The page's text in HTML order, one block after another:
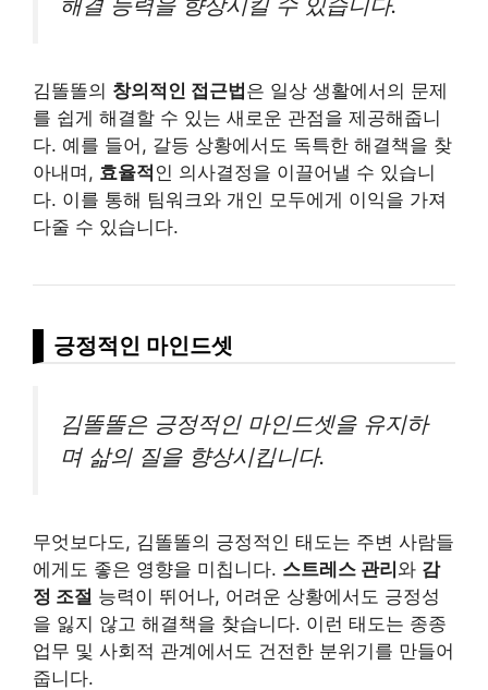
김똘똘의 창의적인 접근법은 일상 생활에서의 문제
를 쉽게 해결할 수 있는 새로운 관점을 제공해줍니
다. 예를 들어, 갈등 상황에서도 독특한 해결책을 찾
아내며, 효율적 인 의사결정을 이끌어낼 수 있습니
다. 이를 통해 팀워크와 개인 모두에게 이익을 가져
다줄 수 있습니다.
긍정적인 마인드셋
김똘똘은 긍정적인 마인드셋을 유지하
며 삶의 질을 향상시킵니다.
무엇보다도, 김똘똘의 긍정적인 태도는 주변 사람들
에게도 좋은 영향을 미칩니다. 스트레스 관리와 감
정 조절 능력이 뛰어나, 어려운 상황에서도 긍정성
을 잃지 않고 해결책을 찾습니다. 이런 태도는 종종
업무 및 사회적 관계에서도 건전한 분위기를 만들어
줍니다.